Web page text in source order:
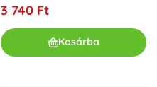
3 740 Ft
Kosárba